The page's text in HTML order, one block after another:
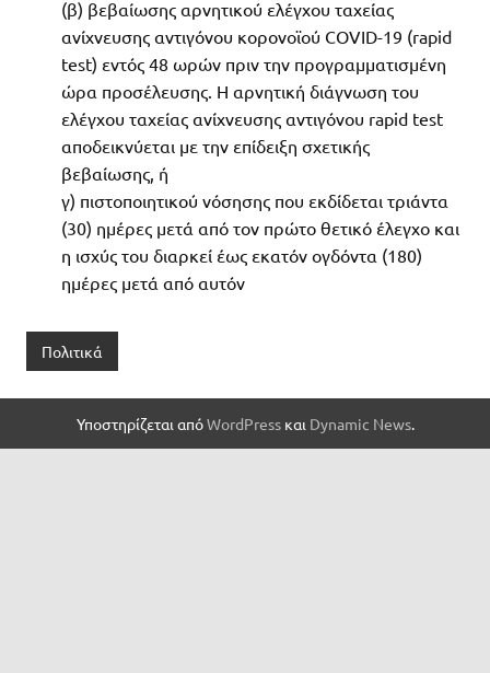
(β) βεβαίωσης αρνητικού ελέγχου ταχείας
ανίχνευσης αντιγόνου κορoνοϊού COVID-19 (rapid
test) εντός 48 ωρών πριν την προγραμματισμένη
ώρα προσέλευσης. Η αρνητική διάγνωση του
ελέγχου ταχείας ανίχνευσης αντιγόνου rapid test
αποδεικνύεται με την επίδειξη σχετικής
βεβαίωσης, ή
γ) πιστοποιητικού νόσησης που εκδίδεται τριάντα
(30) ημέρες μετά από τον πρώτο θετικό έλεγχο και
η ισχύς του διαρκεί έως εκατόν ογδόντα (180)
ημέρες μετά από αυτόν
Πολιτικά
Υποστηρίζεται απόWordPressκαι Dynamic News.